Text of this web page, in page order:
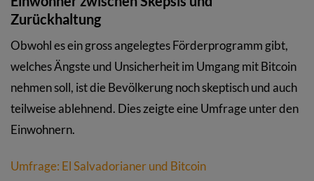
Zurückhaltung
Obwohl es ein gross angelegtes Förderprogramm gibt,
welches Ängste und Unsicherheit im Umgang mit Bitcoin
nehmen soll, ist die Bevölkerung noch skeptisch und auch
teilweise ablehnend. Dies zeigte eine Umfrage unter den
Einwohnern.
Umfrage: El Salvadorianer und Bitcoin